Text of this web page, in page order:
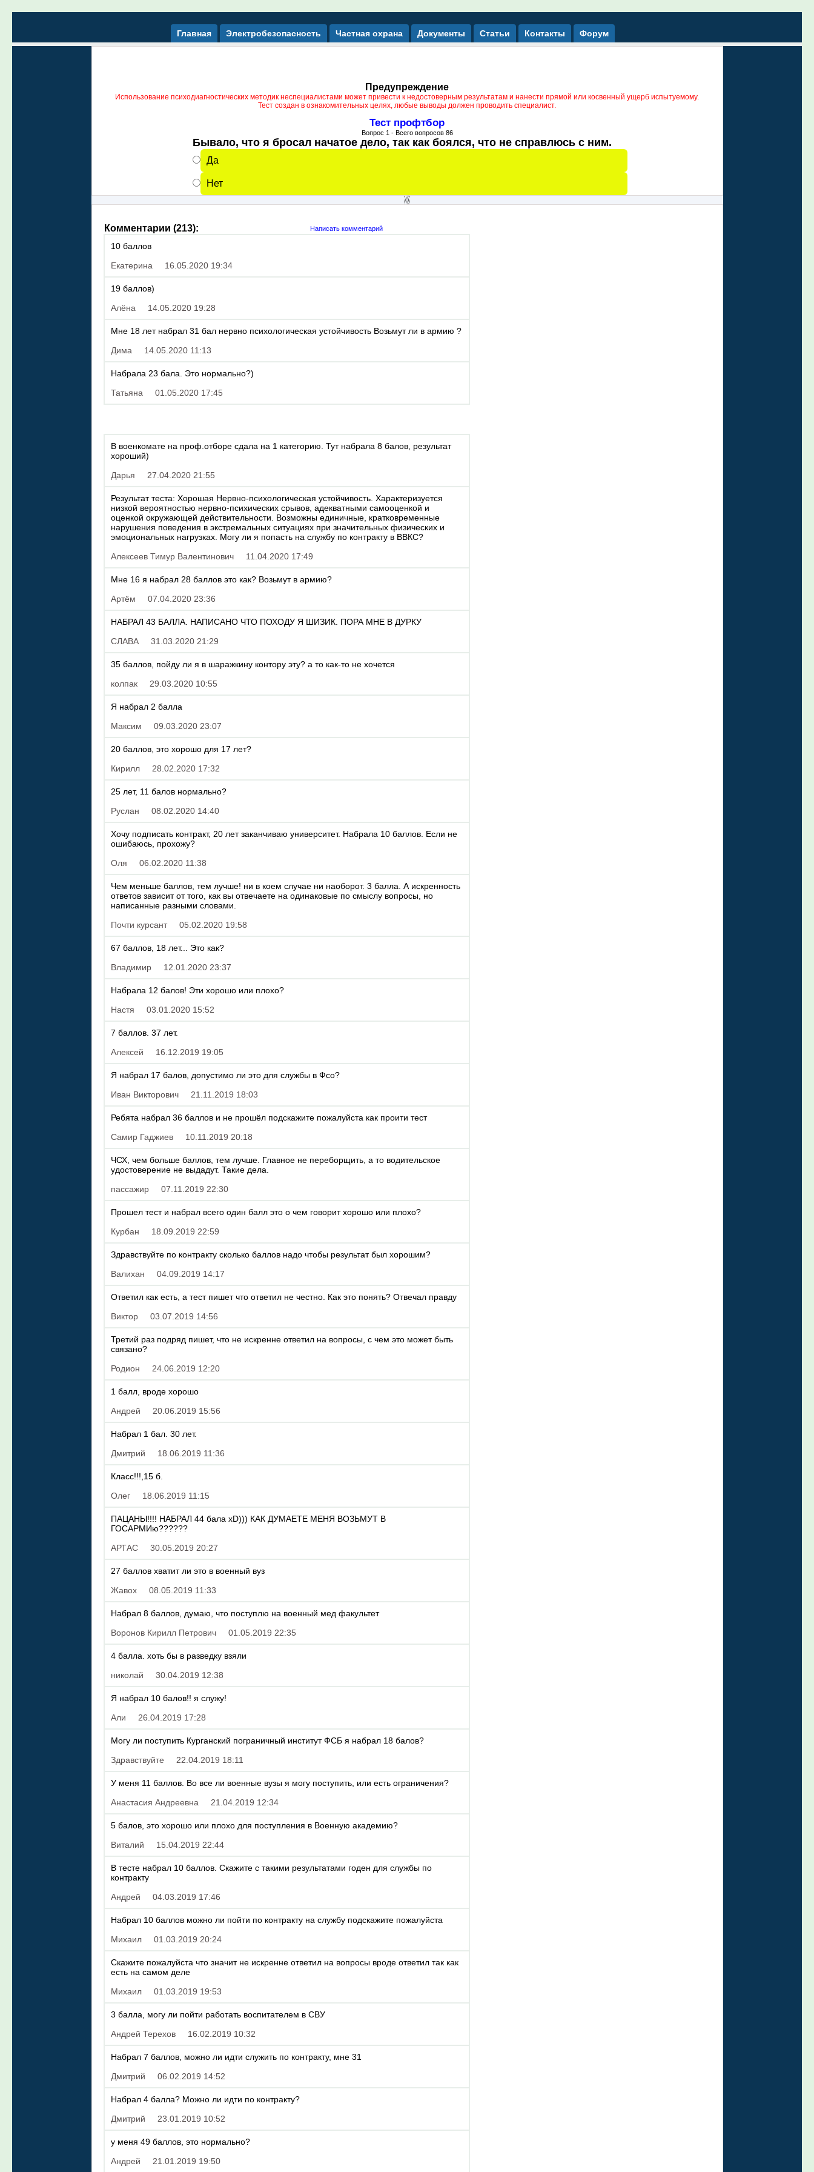
Главная Электробезопасность Частная охрана Документы Статьи Контакты Форум
Предупреждение
Использование психодиагностических методик неспециалистами может привести к недостоверным результатам и нанести прямой или косвенный ущерб испытуемому.
Тест создан в ознакомительных целях, любые выводы должен проводить специалист.
Тест профтбор
Вопрос 1 - Всего вопросов 86
Бывало, что я бросал начатое дело, так как боялся, что не справлюсь с ним.
Да
Нет
0
Комментарии (213): Написать комментарий
10 баллов
Екатерина
16.05.2020 19:34
19 баллов)
Алёна
14.05.2020 19:28
Мне 18 лет набрал 31 бал нервно психологическая устойчивость Возьмут ли в армию ?
Дима
14.05.2020 11:13
Набрала 23 бала. Это нормально?)
Татьяна
01.05.2020 17:45
В военкомате на проф.отборе сдала на 1 категорию. Тут набрала 8 балов, результат
хороший)
Дарья
27.04.2020 21:55
Результат теста: Хорошая Нервно-психологическая устойчивость. Характеризуется
низкой вероятностью нервно-психических срывов, адекватными самооценкой и
оценкой окружающей действительности. Возможны единичные, кратковременные
нарушения поведения в экстремальных ситуациях при значительных физических и
эмоциональных нагрузках. Могу ли я попасть на службу по контракту в ВВКС?
Алексеев Тимур Валентинович
11.04.2020 17:49
Мне 16 я набрал 28 баллов это как? Возьмут в армию?
Артём
07.04.2020 23:36
НАБРАЛ 43 БАЛЛА. НАПИСАНО ЧТО ПОХОДУ Я ШИЗИК. ПОРА МНЕ В ДУРКУ
СЛАВА
31.03.2020 21:29
35 баллов, пойду ли я в шаражкину контору эту? а то как-то не хочется
колпак
29.03.2020 10:55
Я набрал 2 балла
Максим
09.03.2020 23:07
20 баллов, это хорошо для 17 лет?
Кирилл
28.02.2020 17:32
25 лет, 11 балов нормально?
Руслан
08.02.2020 14:40
Хочу подписать контракт, 20 лет заканчиваю университет. Набрала 10 баллов. Если не
ошибаюсь, прохожу?
Оля
06.02.2020 11:38
Чем меньше баллов, тем лучше! ни в коем случае ни наоборот. 3 балла. А искренность
ответов зависит от того, как вы отвечаете на одинаковые по смыслу вопросы, но
написанные разными словами.
Почти курсант
05.02.2020 19:58
67 баллов, 18 лет... Это как?
Владимир
12.01.2020 23:37
Набрала 12 балов! Эти хорошо или плохо?
Настя
03.01.2020 15:52
7 баллов. 37 лет.
Алексей
16.12.2019 19:05
Я набрал 17 балов, допустимо ли это для службы в Фсо?
Иван Викторович
21.11.2019 18:03
Ребята набрал 36 баллов и не прошёл подскажите пожалуйста как проити тест
Самир Гаджиев
10.11.2019 20:18
ЧСХ, чем больше баллов, тем лучше. Главное не переборщить, а то водительское
удостоверение не выдадут. Такие дела.
пассажир
07.11.2019 22:30
Прошел тест и набрал всего один балл это о чем говорит хорошо или плохо?
Курбан
18.09.2019 22:59
Здравствуйте по контракту сколько баллов надо чтобы результат был хорошим?
Валихан
04.09.2019 14:17
Ответил как есть, а тест пишет что ответил не честно. Как это понять? Отвечал правду
Виктор
03.07.2019 14:56
Третий раз подряд пишет, что не искренне ответил на вопросы, с чем это может быть
связано?
Родион
24.06.2019 12:20
1 балл, вроде хорошо
Андрей
20.06.2019 15:56
Набрал 1 бал. 30 лет.
Дмитрий
18.06.2019 11:36
Класс!!!,15 б.
Олег
18.06.2019 11:15
ПАЦАНЫ!!!! НАБРАЛ 44 бала xD))) КАК ДУМАЕТЕ МЕНЯ ВОЗЬМУТ В
ГОСАРМИю??????
АРТАС
30.05.2019 20:27
27 баллов хватит ли это в военный вуз
Жавох
08.05.2019 11:33
Набрал 8 баллов, думаю, что поступлю на военный мед факультет
Воронов Кирилл Петрович
01.05.2019 22:35
4 балла. хоть бы в разведку взяли
николай
30.04.2019 12:38
Я набрал 10 балов!! я служу!
Али
26.04.2019 17:28
Могу ли поступить Курганский пограничный институт ФСБ я набрал 18 балов?
Здравствуйте
22.04.2019 18:11
У меня 11 баллов. Во все ли военные вузы я могу поступить, или есть ограничения?
Анастасия Андреевна
21.04.2019 12:34
5 балов, это хорошо или плохо для поступления в Военную академию?
Виталий
15.04.2019 22:44
В тесте набрал 10 баллов. Скажите с такими результатами годен для службы по
контракту
Андрей
04.03.2019 17:46
Набрал 10 баллов можно ли пойти по контракту на службу подскажите пожалуйста
Михаил
01.03.2019 20:24
Скажите пожалуйста что значит не искренне ответил на вопросы вроде ответил так как
есть на самом деле
Михаил
01.03.2019 19:53
3 балла, могу ли пойти работать воспитателем в СВУ
Андрей Терехов
16.02.2019 10:32
Набрал 7 баллов, можно ли идти служить по контракту, мне 31
Дмитрий
06.02.2019 14:52
Набрал 4 балла? Можно ли идти по контракту?
Дмитрий
23.01.2019 10:52
у меня 49 баллов, это нормально?
Андрей
21.01.2019 19:50